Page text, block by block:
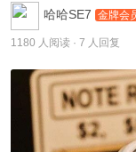
哈哈SE7 金牌会
1180 人阅读 · 7 人回复